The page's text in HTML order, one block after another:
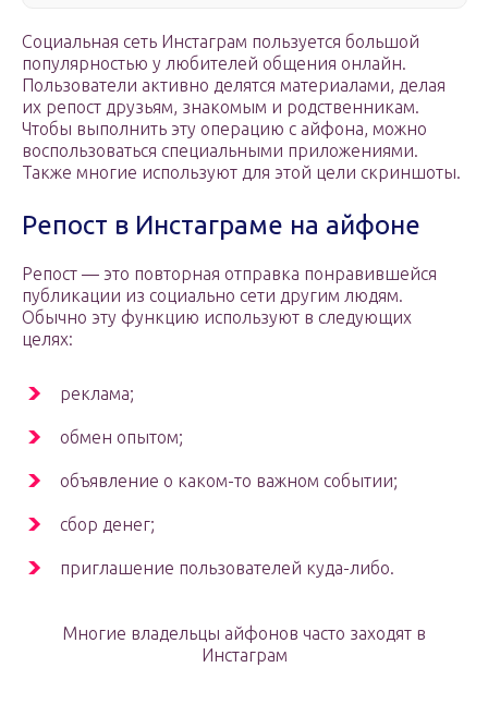
Социальная сеть Инстаграм пользуется большой
популярностью у любителей общения онлайн.
Пользователи активно делятся материалами, делая
их репост друзьям, знакомым и родственникам.
Чтобы выполнить эту операцию с айфона, можно
воспользоваться специальными приложениями.
Также многие используют для этой цели скриншоты.
Репост в Инстаграме на айфоне
Репост — это повторная отправка понравившейся
публикации из социально сети другим людям.
Обычно эту функцию используют в следующих
целях:
реклама;
обмен опытом;
объявление о каком-то важном событии;
сбор денег;
приглашение пользователей куда-либо.
Многие владельцы айфонов часто заходят в
Инстаграм